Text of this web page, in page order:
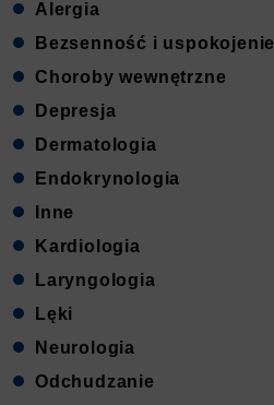
Alergia
Bezsenność i uspokojenie
Choroby wewnętrzne
Depresja
Dermatologia
Endokrynologia
Inne
Kardiologia
Laryngologia
Lęki
Neurologia
Odchudzanie